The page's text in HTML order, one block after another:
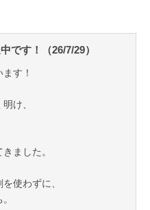
です！（26/7/29）
す！
け、
ました。
使わずに、